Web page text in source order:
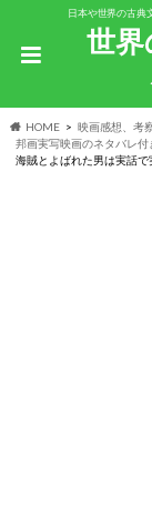
日本や世界の古典
世
HOME
映画感想、考
邦画実写映画のネタバレ
海賊とよばれた男は実話